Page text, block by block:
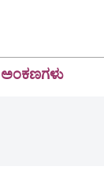
ಅಂಕಣಗಳು